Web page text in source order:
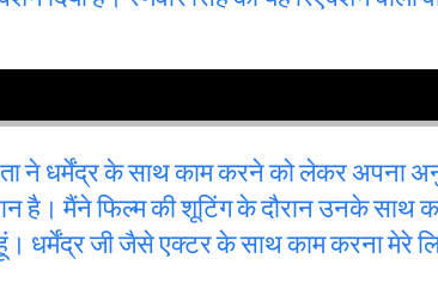
ने धर्मेंद्र के साथ काम करने को लेकर अपना
है। मैंने फिल्म की शूटिंग के दौरान उनके साथ
धर्मेंद्र जी जैसे एक्टर के साथ काम करना मेरे